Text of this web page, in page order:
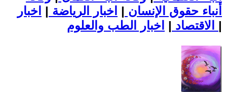
أنباء حقوق الإنسان | اخبار الرياضة | اخبار
الاقتصاد | |